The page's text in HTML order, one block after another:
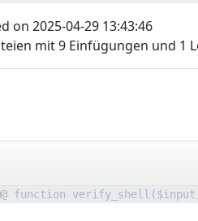
on 2025-04-29 13:43:46
mit 9 Einfügungen und 1
function